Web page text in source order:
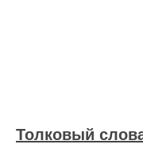
Толковый